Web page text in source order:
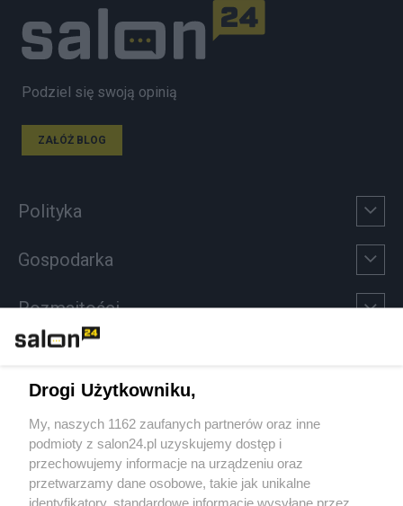
Podziel się swoją opinią
ZAŁÓŻ BLOG
Polityka
Gospodarka
Rozmaitości
Sport
Społeczeństwo
Drogi Użytkowniku,
My, naszych 1162 zaufanych partnerów oraz inne
podmioty z salon24.pl uzyskujemy dostęp i
przechowujemy informacje na urządzeniu oraz
przetwarzamy dane osobowe, takie jak unikalne
identyfikatory, standardowe informacje wysyłane przez